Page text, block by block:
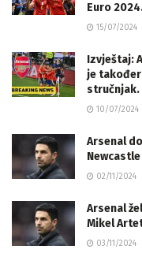
Euro
15/07/2024
Izvještaj:
je
stručnjak.
10/07/2024
Arsenal
02/11/2024
Arsenal
Mikel
03/11/2024